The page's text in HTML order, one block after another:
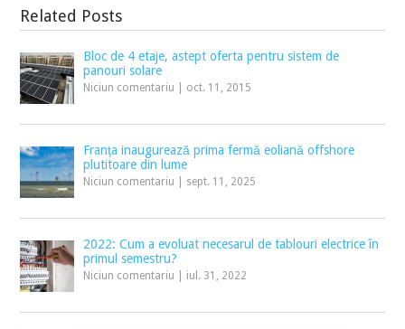
Related Posts
Bloc de 4 etaje, astept oferta pentru sistem de
panouri solare
Niciun comentariu oct. 11, 2015
Franța inaugurează prima fermă eoliană offshore
plutitoare din lume
Niciun comentariu sept. 11, 2025
2022: Cum a evoluat necesarul de tablouri electrice în
primul semestru?
Niciun comentariu iul. 31, 2022